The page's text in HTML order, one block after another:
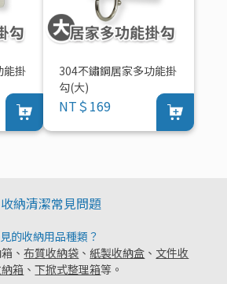
能掛
304不鏽鋼居家多功能掛
勾(大)
NT＄169
收納清潔常見問題
的收納用品種類？
、布質收納袋 、 紙製收納盒 、 文件收
箱 、下掀式整理箱等。